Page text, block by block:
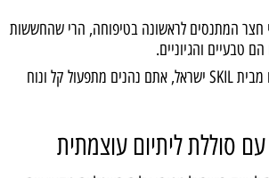
חצר המתנסים לראשונה בטיפוחה, הרי שהחששות
טבעיים והגיוניים.
בהזמינכם מפוחים נטענים מבית SKIL ישראל, אתם נהנים מתפעול קל ונוח
סוללת ליתיום עוצמתית